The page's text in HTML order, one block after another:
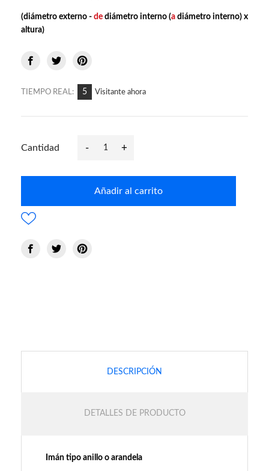
(diámetro externo - de diámetro interno (a diámetro interno) x
altura)
TIEMPO REAL: 5 Visitante ahora
Cantidad - +
Añadir al carrito
DESCRIPCIÓN
DETALLES DE PRODUCTO
Imán tipo anillo o arandela